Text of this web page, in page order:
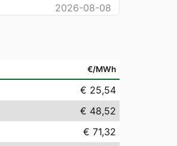
2026-08-08
€/MWh
€ 25,54
€ 48,52
€ 71,32